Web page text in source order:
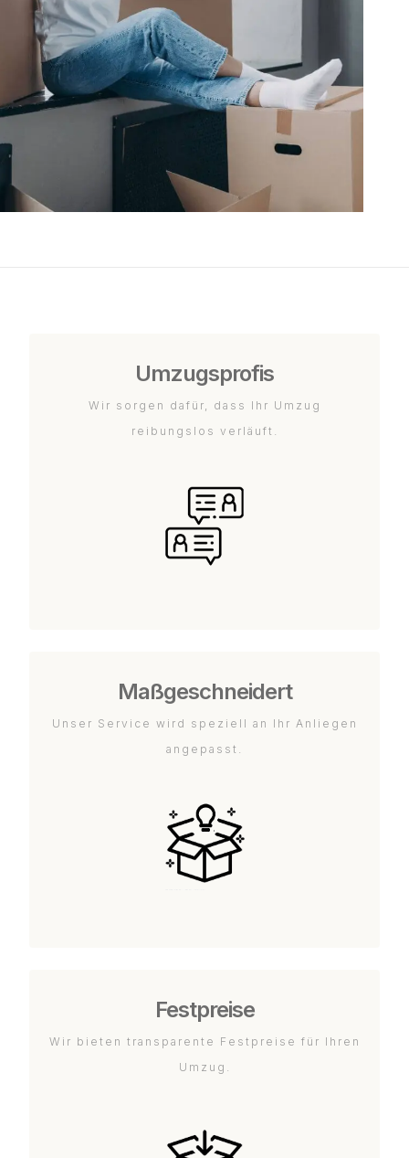
Umzugsprofis
Wir sorgen dafür, dass Ihr Umzug
reibungslos verläuft.
Maßgeschneidert
Unser Service wird speziell an Ihr Anliegen
angepasst.
Festpreise
Wir bieten transparente Festpreise für Ihren
Umzug.